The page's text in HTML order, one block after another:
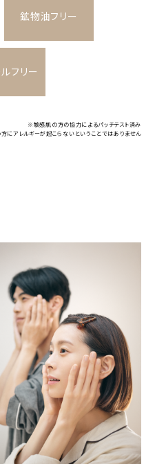
鉱物油フリー
フリー
※敏感肌の方の協力によるパッチテスト済み
にアレルギーが起こらないということではありません